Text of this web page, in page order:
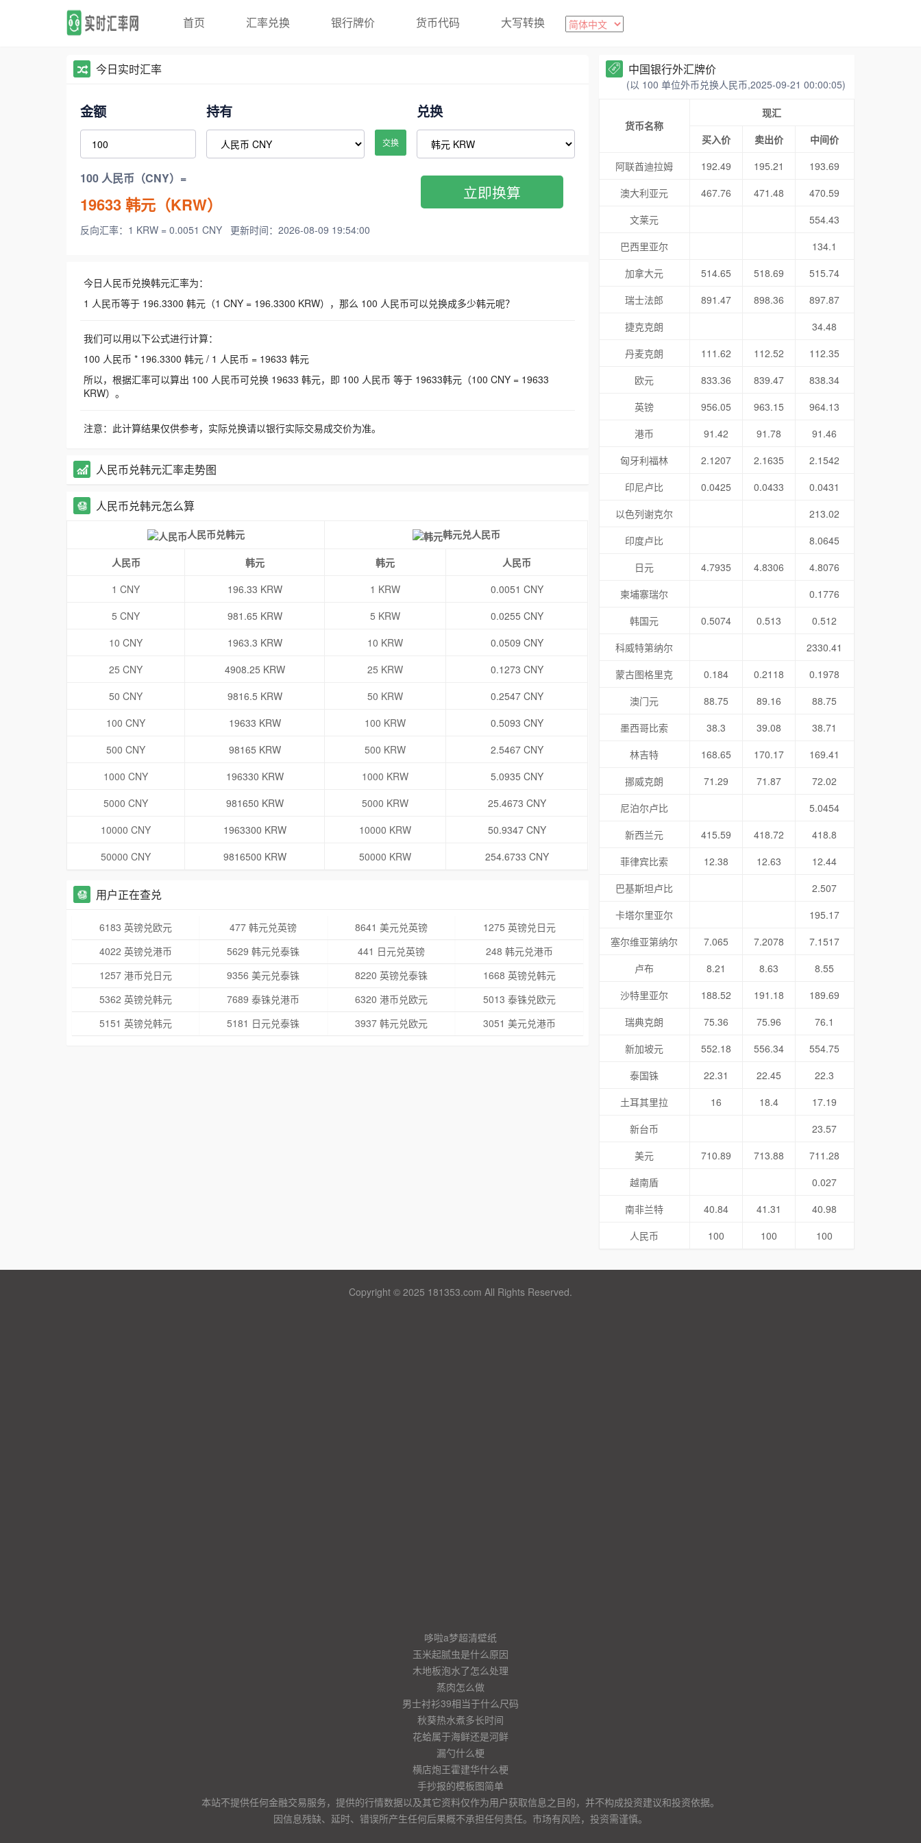
首页 汇率兑换 银行牌价 货币代码 大写转换
今日实时汇率
金额 持有
交换
兑换
100 人民币（CNY）=
19633韩元（KRW）
反向汇率：1 KRW = 0.0051 CNY 更新时间：2026-08-09 19:54:00
立即换算
今日人民币兑换韩元汇率为：
1 人民币等于 196.3300 韩元（1 CNY = 196.3300 KRW），那么 100 人民币可以兑换成多少韩元呢？
我们可以用以下公式进行计算：
100 人民币 * 196.3300 韩元 / 1 人民币 = 19633 韩元
所以，根据汇率可以算出 100 人民币可兑换 19633 韩元，即 100 人民币 等于 19633韩元（100 CNY = 19633
KRW）。
注意：此计算结果仅供参考，实际兑换请以银行实际交易成交价为准。
人民币兑韩元汇率走势图
人民币兑韩元怎么算
人民币兑韩元 韩元兑人民币
人民币 韩元 韩元
人民币
1 CNY
196.33 KRW 1 KRW
0.0051 CNY
5 CNY
981.65 KRW 5 KRW
0.0255 CNY
10 CNY
1963.3 KRW 10 KRW
0.0509 CNY
25 CNY
4908.25 KRW 25 KRW
0.1273 CNY
50 CNY
9816.5 KRW 50 KRW
0.2547 CNY
100 CNY
19633 KRW 100 KRW
0.5093 CNY
500 CNY
98165 KRW 500 KRW
2.5467 CNY
1000 CNY
196330 KRW 1000 KRW
5.0935 CNY
5000 CNY
981650 KRW 5000 KRW
25.4673 CNY
10000 CNY
1963300 KRW 10000 KRW
50.9347 CNY
50000 CNY
9816500 KRW 50000 KRW 254.6733 CNY
用户正在查兑
6183 英镑兑欧元 477 韩元兑英镑 8641 美元兑英镑
1275 英镑兑日元
4022 英镑兑港币
5629 韩元兑泰铢 441 日元兑英镑
248 韩元兑港币
1257 港币兑日元
9356 美元兑泰铢 8220 英镑兑泰铢
1668 英镑兑韩元
5362 英镑兑韩元
7689 泰铢兑港币 6320 港币兑欧元
5013 泰铢兑欧元
5151 英镑兑韩元
5181 日元兑泰铢 3937 韩元兑欧元 3051 美元兑港币
中国银行外汇牌价
(以 100 单位外币兑换人民币,2025-09-21 00:00:05)
货币名称
现汇
买入价
卖出价
中间价
阿联酋迪拉姆
192.49 195.21
193.69
澳大利亚元
467.76 471.48
470.59
文莱元
554.43
巴西里亚尔
134.1
加拿大元
514.65 518.69
515.74
瑞士法郎
891.47 898.36
897.87
捷克克朗
34.48
丹麦克朗
111.62 112.52
112.35
欧元
833.36 839.47
838.34
英镑
956.05 963.15
964.13
港币
91.42 91.78
91.46
匈牙利福林
2.1207 2.1635
2.1542
印尼卢比
0.0425 0.0433
0.0431
以色列谢克尔
213.02
印度卢比
8.0645
日元
4.7935 4.8306
4.8076
柬埔寨瑞尔
0.1776
韩国元
0.5074 0.513
0.512
科威特第纳尔
2330.41
蒙古图格里克
0.184 0.2118
0.1978
澳门元
88.75 89.16
88.75
墨西哥比索
38.3 39.08
38.71
林吉特
168.65 170.17
169.41
挪威克朗
71.29 71.87
72.02
尼泊尔卢比
5.0454
新西兰元
415.59 418.72
418.8
菲律宾比索
12.38 12.63
12.44
巴基斯坦卢比
2.507
卡塔尔里亚尔
195.17
塞尔维亚第纳尔
7.065 7.2078
7.1517
卢布
8.21 8.63
8.55
沙特里亚尔
188.52 191.18
189.69
瑞典克朗
75.36 75.96
76.1
新加坡元
552.18 556.34
554.75
泰国铢
22.31 22.45
22.3
土耳其里拉
16 18.4
17.19
新台币
23.57
美元
710.89 713.88
711.28
越南盾
0.027
南非兰特
40.84 41.31
40.98
人民币
100 100 100
Copyright © 2025 181353.com All Rights Reserved.
哆啦a梦超清壁纸
玉米起腻虫是什么原因
木地板泡水了怎么处理
蒸肉怎么做
男士衬衫39相当于什么尺码
秋葵热水煮多长时间
花蛤属于海鲜还是河鲜
漏勺什么梗
横店炮王霍建华什么梗
手抄报的模板图简单
本站不提供任何金融交易服务，提供的行情数据以及其它资料仅作为用户获取信息之目的，并不构成投资建议和投资依据。
因信息残缺、延时、错误所产生任何后果概不承担任何责任。市场有风险，投资需谨慎。